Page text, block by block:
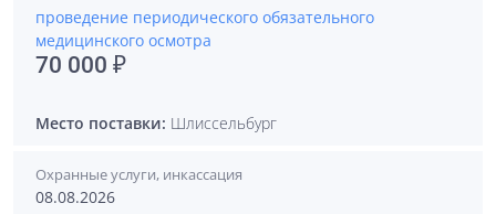
проведение периодического обязательного
медицинского осмотра
70 000 ₽
Место поставки: Шлиссельбург
Охранные услуги, инкассация
08.08.2026